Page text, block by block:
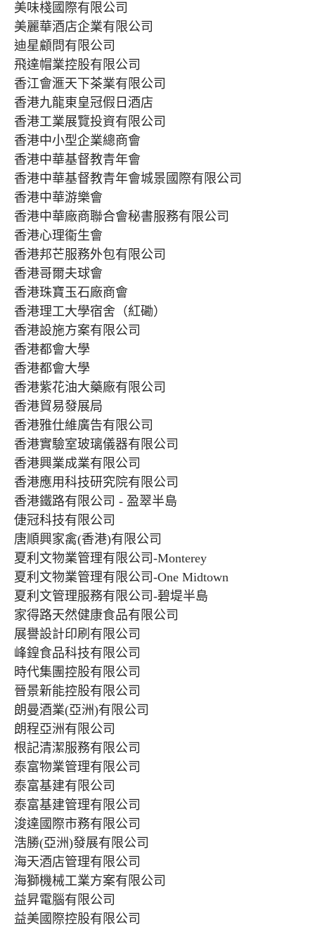
美味棧國際有限公司
美麗華酒店企業有限公司
迪星顧問有限公司
飛達帽業控股有限公司
香江會滙天下茶業有限公司
香港九龍東皇冠假日酒店
香港工業展覽投資有限公司
香港中小型企業總商會
香港中華基督教青年會
香港中華基督教青年會城景國際有限公司
香港中華游樂會
香港中華廠商聯合會秘書服務有限公司
香港心理衞生會
香港邦芒服務外包有限公司
香港哥爾夫球會
香港珠寶玉石廠商會
香港理工大學宿舍（紅磡）
香港設施方案有限公司
香港都會大學
香港都會大學
香港紫花油大藥廠有限公司
香港貿易發展局
香港雅仕維廣告有限公司
香港實驗室玻璃儀器有限公司
香港興業成業有限公司
香港應用科技研究院有限公司
香港鐵路有限公司 - 盈翠半島
倢冠科技有限公司
唐順興家禽(香港)有限公司
夏利文物業管理有限公司-Monterey
夏利文物業管理有限公司-One Midtown
夏利文管理服務有限公司-碧堤半島
家得路天然健康食品有限公司
展譽設計印刷有限公司
峰鍠食品科技有限公司
時代集團控股有限公司
晉景新能控股有限公司
朗曼酒業(亞洲)有限公司
朗程亞洲有限公司
根記清潔服務有限公司
泰富物業管理有限公司
泰富基建有限公司
泰富基建管理有限公司
浚達國際市務有限公司
浩勝(亞洲)發展有限公司
海天酒店管理有限公司
海獅機械工業方案有限公司
益昇電腦有限公司
益美國際控股有限公司